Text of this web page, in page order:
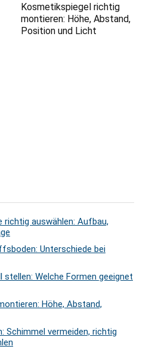
Kosmetikspiegel richtig
montieren: Höhe, Abstand,
Position und Licht
richtig auswählen: Aufbau,
Unterschiede bei
Welche Formen geeignet
Höhe, Abstand,
Schimmel vermeiden, richtig